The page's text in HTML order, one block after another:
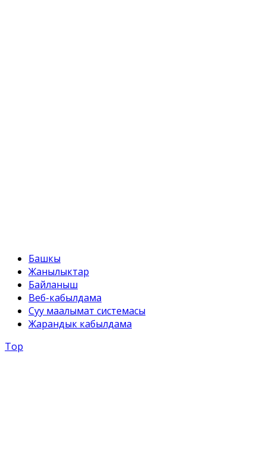
Башкы
Жанылыктар
Байланыш
Веб-кабылдама
Суу маалымат системасы
Жарандык кабылдама
Top